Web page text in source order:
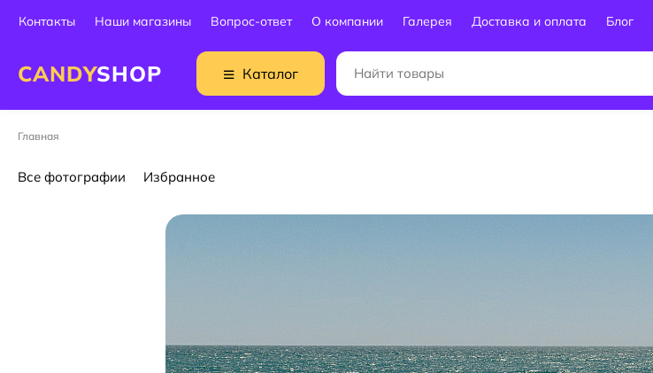
Контакты Наши магазины Вопрос-ответ О компании Галерея Доставка и оплата Блог
CANDYSHOP Каталог
Главная
Все фотографии Избранное